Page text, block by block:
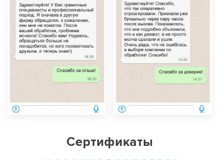
Сертификаты